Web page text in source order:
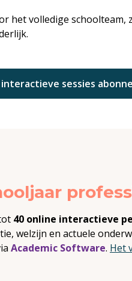
het volledige schoolteam,
sessies
40 online interactieve
welzijn en actuele
Academic Software. Het